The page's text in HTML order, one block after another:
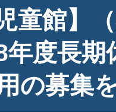
童館】
年度長
の募集